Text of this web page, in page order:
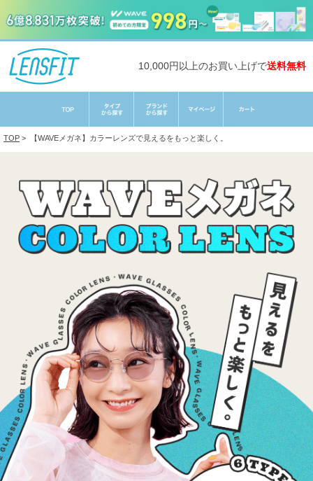
10,000円以上のお買い上げで送料無料
TOP > 【WAVEメガネ】カラーレンズで見えるをもっと楽しく。